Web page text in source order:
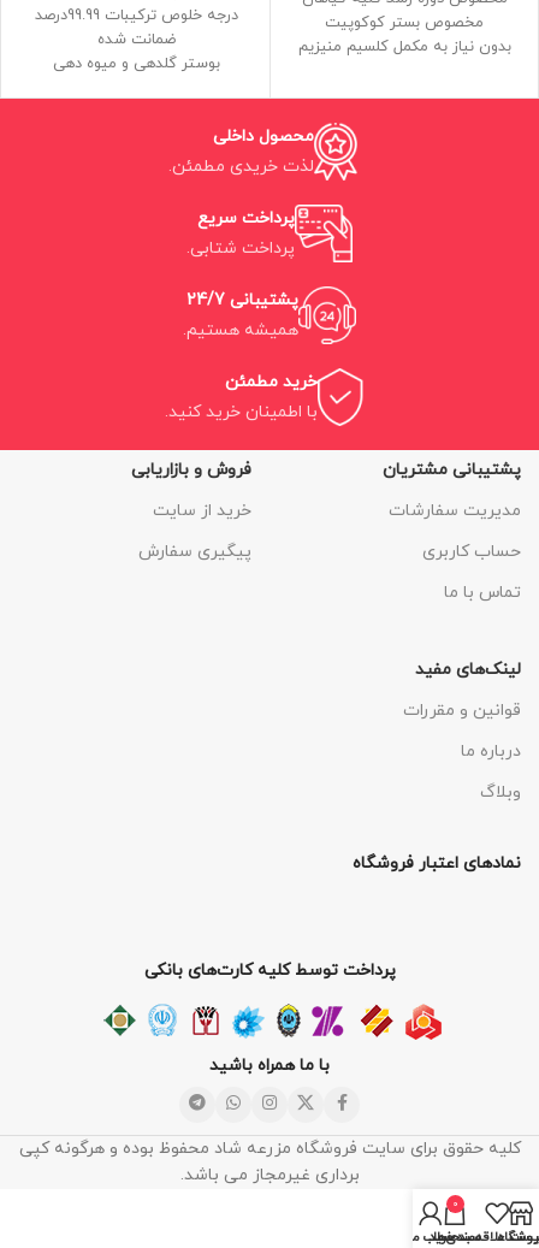
مخصوص بستر کوکوپیت
بدون نیاز به مکمل کلسیم منیزیم
درجه خلوص ترکیبات 99.99درصد
ضمانت شده
بوستر گلدهی و میوه دهی
محصول داخلی
لذت خریدی مطمئن.
پرداخت سریع
پرداخت شتابی.
پشتیبانی 24/7
همیشه هستیم.
خرید مطمئن
با اطمینان خرید کنید.
پشتیبانی مشتریان
مدیریت سفارشات
حساب کاربری
تماس با ما
فروش و بازاریابی
خرید از سایت
پیگیری سفارش
لینک‌های مفید
قوانین و مقررات
درباره ما
وبلاگ
نمادهای اعتبار فروشگاه
پرداخت توسط کلیه کارت‌های بانکی
با ما همراه باشید
کلیه حقوق برای سایت فروشگاه مزرعه شاد محفوظ بوده و هرگونه کپی
برداری غیرمجاز می باشد.
علاقه‌مندی‌ها
0
سبد خرید
حساب من